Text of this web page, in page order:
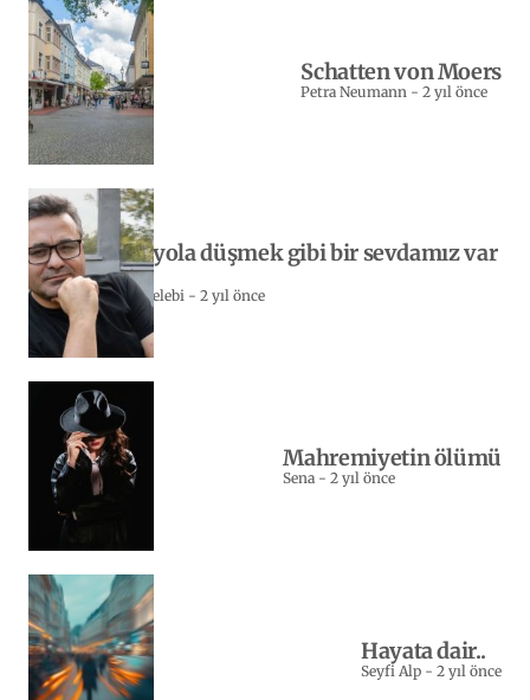
Schatten von Moers
Petra Neumann -2 yıl önce
Yeniden yola düşmek gibi bir sevdamız var
bizim…
Sebahattin Celebi - 2 yıl önce
Mahremiyetin ölümü
Sena -2 yıl önce
Hayata dair..
Seyfi Alp - 2 yıl önce